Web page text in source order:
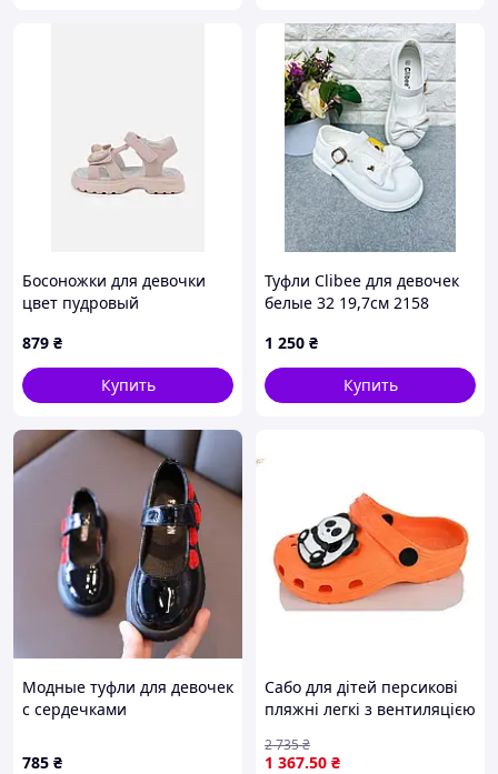
Босоножки для девочки
цвет пудровый
879 ₴
Купить
Туфли Clibee для девочек
белые 32 19,7см 2158
1 250 ₴
Купить
Модные туфли для девочек
с сердечками
785 ₴
Сабо для дітей персикові
пляжні легкі з вентиляцією
відпочинку на природі
1 367.50 ₴
2 735₴